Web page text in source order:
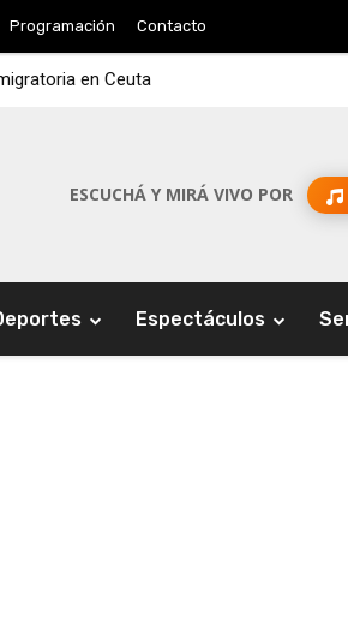
Programación Contacto
en Ceuta
ESCUCHÁ Y MIRÁ VIVO POR
Espectáculos